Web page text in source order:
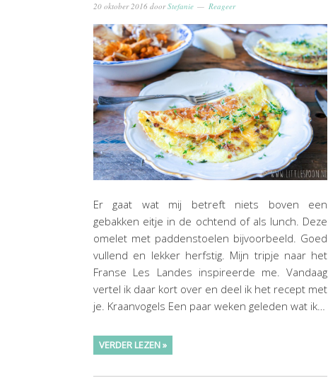
20 oktober 2016 doorStefanie Reageer
Er gaat wat mij betreft niets boven een
gebakken eitje in de ochtend of als lunch. Deze
omelet met paddenstoelen bijvoorbeeld. Goed
vullend en lekker herfstig. Mijn tripje naar het
Franse Les Landes inspireerde me. Vandaag
vertel ik daar kort over en deel ik het recept met
je. Kraanvogels Een paar weken geleden wat ik…
VERDER LEZEN »